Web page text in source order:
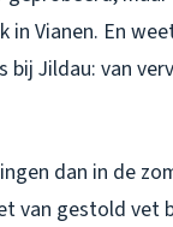
Vianen. En
bij Jildau: van
dan in de
van gestold vet